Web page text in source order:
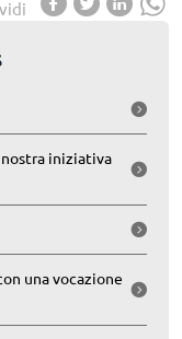
nostra iniziativa
una vocazione